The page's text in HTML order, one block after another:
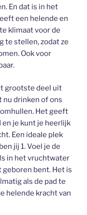
En dat is in het
een helende en
klimaat voor de
te stellen, zodat ze
Ook voor
grootste deel uit
nu drinken of ons
Het geeft
je kunt je heerlijk
Een ideale plek
jij 1. Voel je de
in het vruchtwater
geboren bent. Het is
als de pad te
helende kracht van